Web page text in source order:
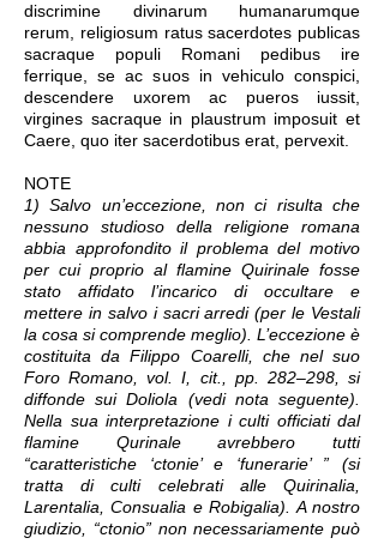
discrimine divinarum humanarumque
rerum, religiosum ratus sacerdotes publicas
sacraque populi Romani pedibus ire
ferrique, se ac suos in vehiculo conspici,
descendere uxorem ac pueros iussit,
virgines sacraque in plaustrum imposuit et
Caere, quo iter sacerdotibus erat, pervexit.
NOTE
1) Salvo un’eccezione, non ci risulta che
nessuno studioso della religione romana
abbia approfondito il problema del motivo
per cui proprio al flamine Quirinale fosse
stato affidato l’incarico di occultare e
mettere in salvo i sacri arredi (per le Vestali
la cosa si comprende meglio). L’eccezione è
costituita da Filippo Coarelli, che nel suo
Foro Romano, vol. I, cit., pp. 282–298, si
diffonde sui Doliola (vedi nota seguente).
Nella sua interpretazione i culti officiati dal
flamine Qurinale avrebbero tutti
“caratteristiche ‘ctonie’ e ‘funerarie’ ” (si
tratta di culti celebrati alle Quirinalia,
Larentalia, Consualia e Robigalia). A nostro
giudizio, “ctonio” non necessariamente può